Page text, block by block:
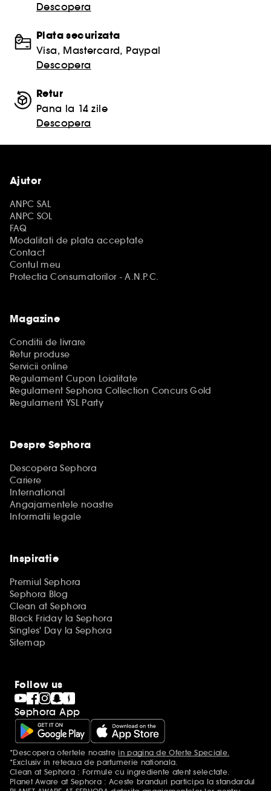
Descopera
Plata securizata
Visa, Mastercard, Paypal
Descopera
Retur
Pana la 14 zile
Descopera
Ajutor
ANPC SAL
ANPC SOL
FAQ
Modalitati de plata acceptate
Contact
Contul meu
Protectia Consumatorilor - A.N.P.C.
Magazine
Conditii de livrare
Retur produse
Servicii online
Regulament Cupon Loialitate
Regulament Sephora Collection Concurs Gold
Regulament YSL Party
Despre Sephora
Descopera Sephora
Cariere
International
Angajamentele noastre
Informatii legale
Inspiratie
Premiul Sephora
Sephora Blog
Clean at Sephora
Black Friday la Sephora
Singles' Day la Sephora
Sitemap
Follow us
Sephora App
Mentiuni aditionale
*Descopera ofertele noastrein pagina de Oferte Speciale.
*Exclusiv in reteaua de parfumerie nationala.
Clean at Sephora : Formule cu ingrediente atent selectate.
Planet Aware at Sephora : Aceste branduri participa la standardul